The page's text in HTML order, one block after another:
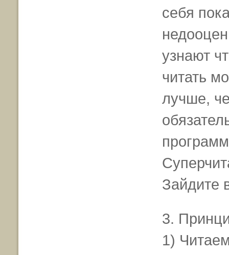
себя
узнают
читать
лучше,
Зайдите
3.
1)